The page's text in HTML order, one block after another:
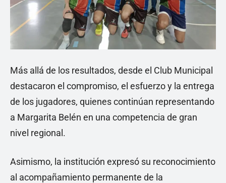
Más allá de los resultados, desde el Club Municipal
destacaron el compromiso, el esfuerzo y la entrega
de los jugadores, quienes continúan representando
a Margarita Belén en una competencia de gran
nivel regional.
Asimismo, la institución expresó su reconocimiento
al acompañamiento permanente de la